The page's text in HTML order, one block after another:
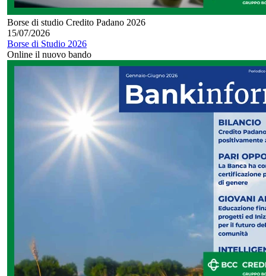
Borse di studio Credito Padano 2026
15/07/2026
Borse di Studio 2026
Online il nuovo bando